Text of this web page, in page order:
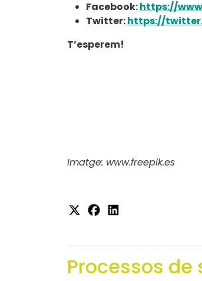
Facebook:https://
Twitter:https://
T’esperem!
Imatge: www.freepik.es
Processos de